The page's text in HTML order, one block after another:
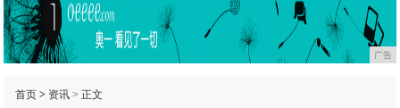
广告
首页> 资讯> 正文